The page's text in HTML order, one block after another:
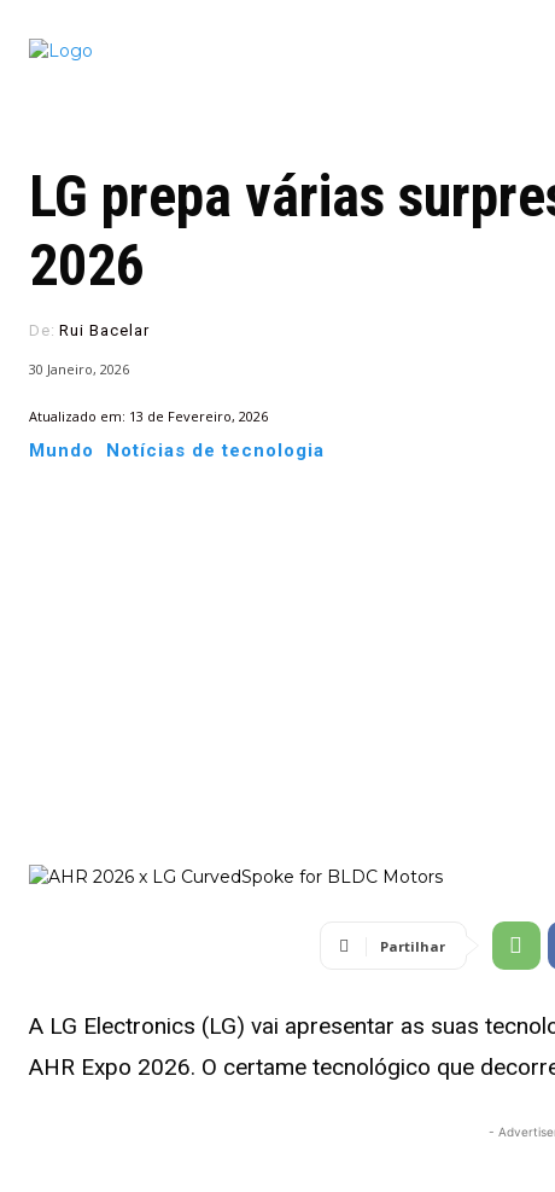
LG prepa várias
2026
De: Rui Bacelar
30 Janeiro, 2026
Atualizado em: 13 de Fevereiro, 2026
Mundo Notícias de tecnologia
Partilhar
A LG Electronics (LG) vai apresentar as suas
AHR Expo 2026. O certame tecnológico que
-